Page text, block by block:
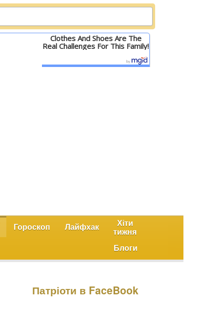
Clothes And Shoes Are The
Real Challenges For This Family!
Гороскоп Лайфхак Хіти
тижня
Блоги
Патріоти в FaceBook